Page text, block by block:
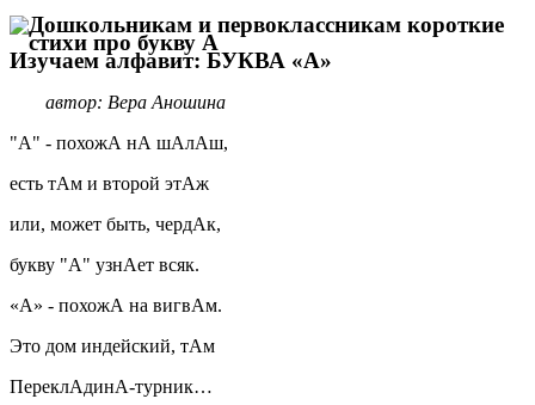
Изучаем алфавит: БУКВА «А»
автор: Вера Аношина
"А" - похожА нА шАлАш,
есть тАм и второй этАж
или, может быть, чердАк,
букву "А" узнАет всяк.
«А» - похожА на вигвАм.
Это дом индейский, тАм
ПереклАдинА-турник…